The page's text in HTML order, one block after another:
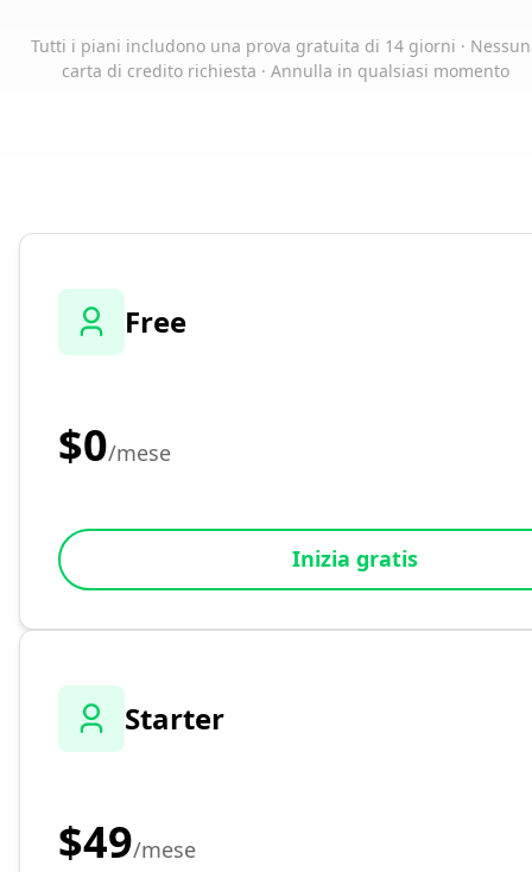
Tutti i piani includono una prova gratuita di 14 giorni ·
carta di credito richiesta · Annulla in qualsiasi momento
Free
$0/mese
Inizia gratis
Starter
$49/mese